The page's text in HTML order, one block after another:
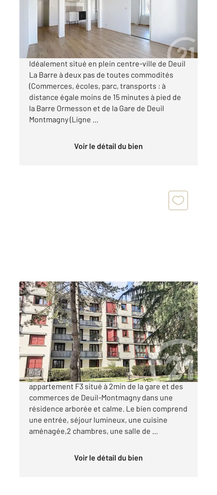
Appartement F2 à vendre
140 000 €
Visiter le site dédié
Idéalement situé en plein centre-ville de Deuil
La Barre à deux pas de toutes commodités
(Commerces, écoles, parc, transports : à
distance égale moins de 15 minutes à pied de
la Barre Ormesson et de la Gare de Deuil
Montmagny (Ligne ...
Voir le détail du bien
DEUIL LA BARRE 95
61,49 m2, 3 pièces
Ref : 11913
Appartement à vendre
235 000 €
CENTURY21 LE DOMAINE vous présente un
appartement F3 situé à 2min de la gare et des
commerces de Deuil-Montmagny dans une
résidence arborée et calme. Le bien comprend
une entrée, séjour lumineux, une cuisine
aménagée,2 chambres, une salle de ...
Voir le détail du bien